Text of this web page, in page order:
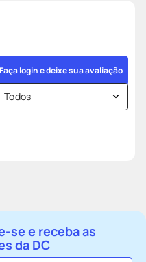
Faça login e deixe sua avaliação
Todos
se e receba as
da DC